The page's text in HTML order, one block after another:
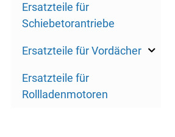
Ersatzteile für
Schiebetorantriebe
Ersatzteile für Vordächer
Ersatzteile für
Rollladenmotoren